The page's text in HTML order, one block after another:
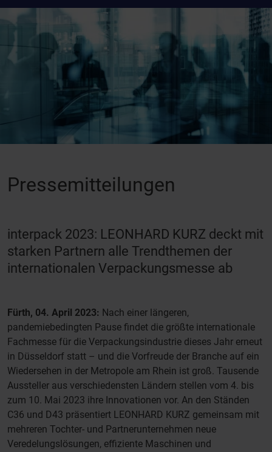
Pressemitteilungen
interpack 2023: LEONHARD KURZ deckt mit
starken Partnern alle Trendthemen der
internationalen Verpackungsmesse ab
Fürth, 04. April 2023: Nach einer längeren,
pandemiebedingten Pause findet die größte internationale
Fachmesse für die Verpackungsindustrie dieses Jahr erneut
in Düsseldorf statt – und die Vorfreude der Branche auf ein
Wiedersehen in der Metropole am Rhein ist groß. Tausende
Aussteller aus verschiedensten Ländern stellen vom 4. bis
zum 10. Mai 2023 ihre Innovationen vor. An den Ständen
C36 und D43 präsentiert LEONHARD KURZ gemeinsam mit
mehreren Tochter- und Partnerunternehmen neue
Veredelungslösungen, effiziente Maschinen und